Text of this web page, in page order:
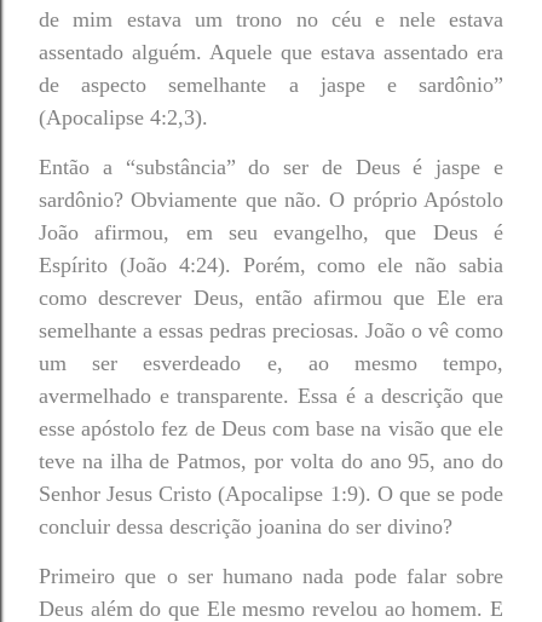
de mim estava um trono no céu e nele estava
assentado alguém. Aquele que estava assentado era
de aspecto semelhante a jaspe e sardônio”
(Apocalipse 4:2,3).
Então a “substância” do ser de Deus é jaspe e
sardônio? Obviamente que não. O próprio Apóstolo
João afirmou, em seu evangelho, que Deus é
Espírito (João 4:24). Porém, como ele não sabia
como descrever Deus, então afirmou que Ele era
semelhante a essas pedras preciosas. João o vê como
um ser esverdeado e, ao mesmo tempo,
avermelhado e transparente. Essa é a descrição que
esse apóstolo fez de Deus com base na visão que ele
teve na ilha de Patmos, por volta do ano 95, ano do
Senhor Jesus Cristo (Apocalipse 1:9). O que se pode
concluir dessa descrição joanina do ser divino?
Primeiro que o ser humano nada pode falar sobre
Deus além do que Ele mesmo revelou ao homem. E